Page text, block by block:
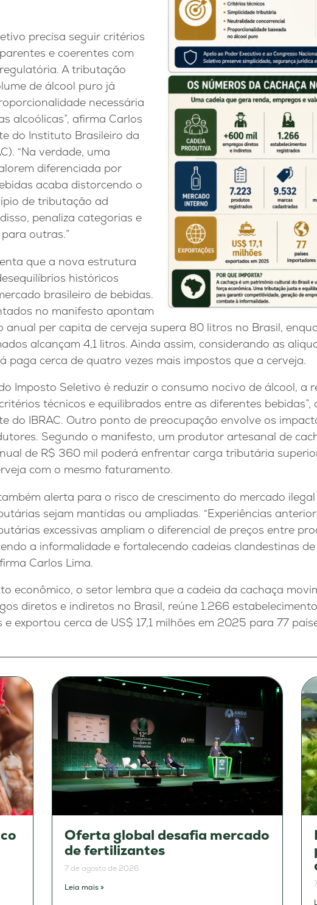
precisa seguir critérios
e coerentes com
A tributação
de álcool puro já
necessária
alcoólicas”, afirma Carlos
do Instituto Brasileiro da
“Na verdade, uma
diferenciada por
acaba distorcendo o
de tributação ad
penaliza categorias e
outras.”
que a nova estrutura
históricos
brasileiro de bebidas.
no manifesto apontam
anual per capita de cerveja supera 80 litros no Brasil,
alcançam 4,1 litros. Ainda assim, considerando as
paga cerca de quatro vezes mais impostos que a cerveja.
Imposto Seletivo é reduzir o consumo nocivo de álcool, a
técnicos e equilibrados entre as diferentes bebidas”,
do IBRAC. Outro ponto de preocupação envolve os
Segundo o manifesto, um produtor artesanal de
de R$ 360 mil poderá enfrentar carga tributária
com o mesmo faturamento.
alerta para o risco de crescimento do mercado
sejam mantidas ou ampliadas. “Experiências
excessivas ampliam o diferencial de preços entre
a informalidade e fortalecendo cadeias clandestinas
Carlos Lima.
econômico, o setor lembra que a cadeia da cachaça
diretos e indiretos no Brasil, reúne 1.266
exportou cerca de US$ 17,1 milhões em 2025 para 77
Oferta global desafia mercado
de fertilizantes
7 de agosto de 2026
Leia mais »